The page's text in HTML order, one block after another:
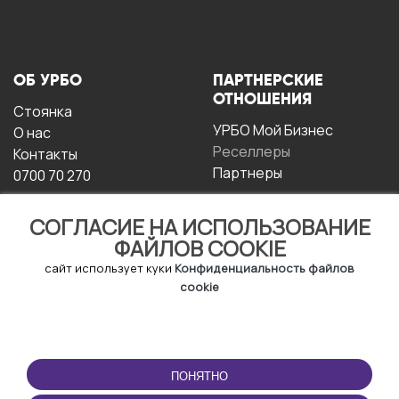
СОГЛАСИЕ НА ИСПОЛЬЗОВАНИЕ
ФАЙЛОВ COOKIE
сайт использует куки Конфиденциальность файлов
cookie
ПОНЯТНО
ОБ УРБО
Стоянка
О нас
Контакты
0700 70 270
ПАРТНЕРСКИЕ
ОТНОШЕНИЯ
УРБО Мой Бизнес
Реселлеры
Партнеры
ЭКСПЛУАТАЦИИ
Условия и положения
ПРИЛОЖЕНИЕ